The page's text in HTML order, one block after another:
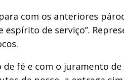
com os anteriores
de serviço”.
fé e com o juramento